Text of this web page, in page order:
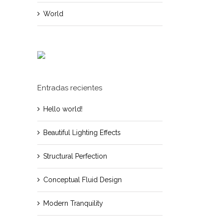
World
Entradas recientes
Hello world!
Beautiful Lighting Effects
Structural Perfection
Conceptual Fluid Design
Modern Tranquility